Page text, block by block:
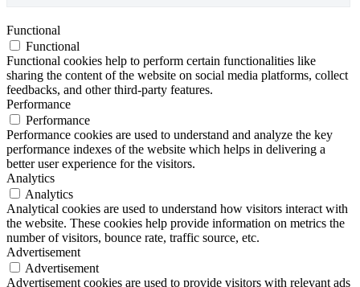
Functional
Functional
Functional cookies help to perform certain functionalities like
sharing the content of the website on social media platforms, collect
feedbacks, and other third-party features.
Performance
Performance
Performance cookies are used to understand and analyze the key
performance indexes of the website which helps in delivering a
better user experience for the visitors.
Analytics
Analytics
Analytical cookies are used to understand how visitors interact with
the website. These cookies help provide information on metrics the
number of visitors, bounce rate, traffic source, etc.
Advertisement
Advertisement
Advertisement cookies are used to provide visitors with relevant ads